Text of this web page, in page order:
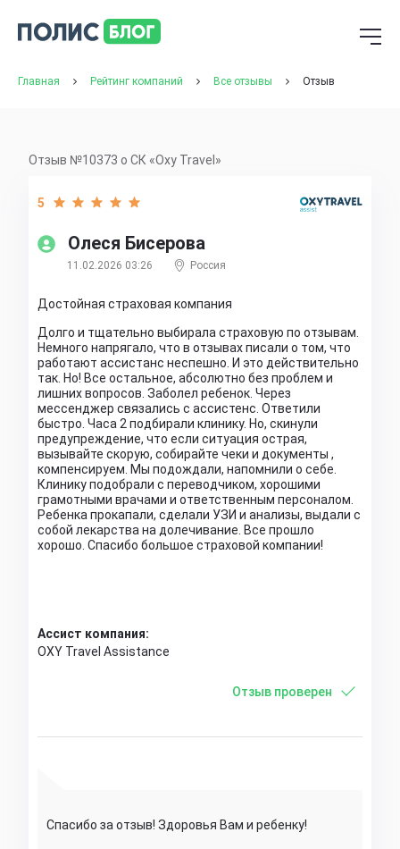
Главная Рейтинг компаний Все отзывы Отзыв
Отзыв №10373 о СК «Oxy Travel»
Олеся Бисерова
5
11.02.2026 03:26 Россия
Достойная страховая компания
Долго и тщательно выбирала страховую по отзывам.
Немного напрягало, что в отзывах писали о том, что
работают ассистанс неспешно. И это действительно
так. Но! Все остальное, абсолютно без проблем и
лишних вопросов. Заболел ребенок. Через
мессенджер связались с ассистенс. Ответили
быстро. Часа 2 подбирали клинику. Но, скинули
предупреждение, что если ситуация острая,
вызывайте скорую, собирайте чеки и документы ,
компенсируем. Мы подождали, напомнили о себе.
Клинику подобрали с переводчиком, хорошими
грамотными врачами и ответственным персоналом.
Ребенка прокапали, сделали УЗИ и анализы, выдали с
собой лекарства на долечивание. Все прошло
хорошо. Спасибо большое страховой компании!
Ассист компания:
OXY Travel Assistance
Отзыв проверен
Спасибо за отзыв! Здоровья Вам и ребенку!